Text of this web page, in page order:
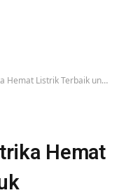
Terbaik untuk Kebutuhan Rumah Tangga
Hemat